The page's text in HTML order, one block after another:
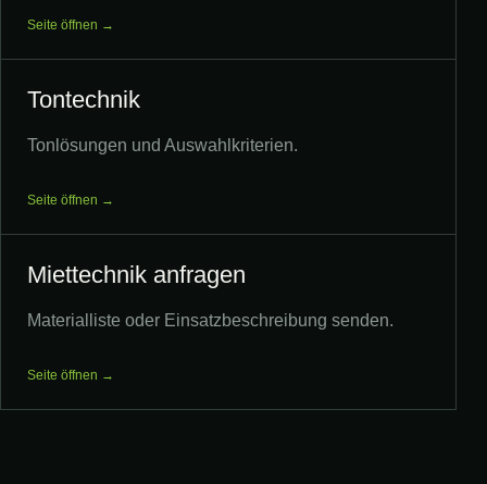
Seite öffnen →
Tontechnik
Tonlösungen und Auswahlkriterien.
Seite öffnen →
Miettechnik anfragen
Materialliste oder Einsatzbeschreibung senden.
Seite öffnen →